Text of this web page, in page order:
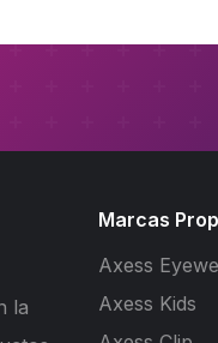
la
Marcas
Axess
Axess Kids